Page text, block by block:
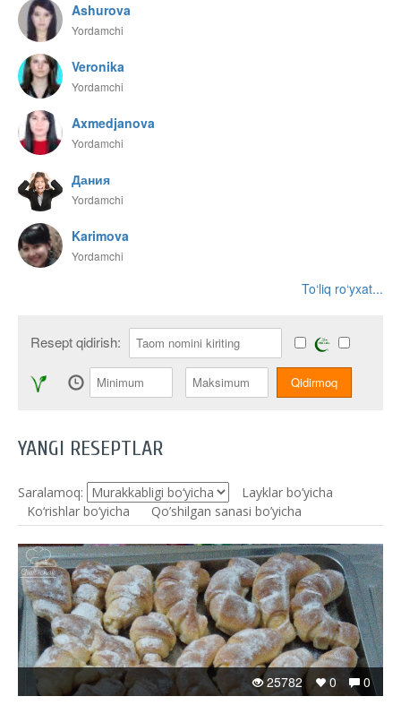
Ashurova
Yordamchi
Veronika
Yordamchi
Axmedjanova
Yordamchi
Дания
Yordamchi
Karimova
Yordamchi
To‘liq ro‘yxat...
Resept qidirish:
YANGI RESEPTLAR
Saralamoq:
Layklar bo’yicha
Ko‘rishlar bo‘yicha
Qo’shilgan sanasi bo’yicha
0
0
25782